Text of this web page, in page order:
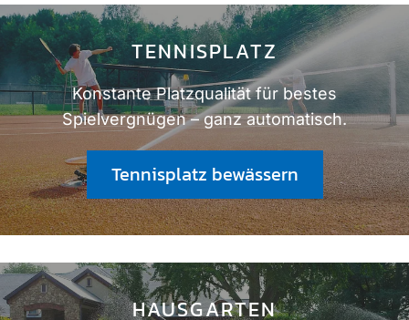
TENNISPLATZ
Konstante Platzqualität für bestes
Spielvergnügen – ganz automatisch.
Tennisplatz bewässern
HAUSGARTEN